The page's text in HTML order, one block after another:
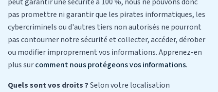
pas promettre ni garantir que les pirates informatiques, les
cybercriminels ou d'autres tiers non autorisés ne pourront
pas contourner notre sécurité et collecter, accéder, dérober
ou modifier improprement vos informations. Apprenez-en
plus surcomment nous protégeons vos informations.
Quels sont vos droits ?Selon votre localisation